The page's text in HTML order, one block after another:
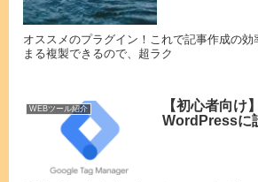
オススメのプラグイン！これで記事作成の効
まる複製できるので、超ラク
WEBツール紹介
【初心者向け
WordPressに